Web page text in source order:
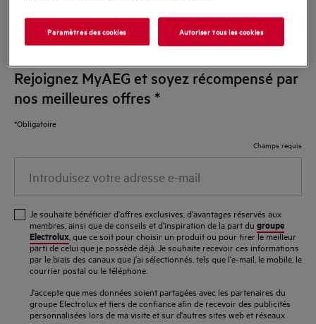
BÉNÉFICIEZ DE TOUS LES
AVANTAGES AEG
Rejoignez MyAEG et soyez récompensé par
nos meilleures offres *
*Obligatoire
Champs requis
votre
e-
mail
Je souhaite bénéficier d'offres exclusives, d'avantages réservés aux
membres, ainsi que de conseils et d'inspiration de la part du groupe
Electrolux , que ce soit pour choisir un produit ou pour tirer le meilleur
parti de celui que je possède déjà. Je souhaite recevoir ces informations
par le biais des canaux que j'ai sélectionnés, tels que l'e-mail, le mobile, le
courrier postal ou le téléphone.
J'accepte que mes données soient partagées avec les partenaires du
groupe Electrolux et tiers de confiance afin de recevoir des publicités
personnalisées lors de ma visite et sur d'autres sites web et réseaux
Paramètres des cookies Autoriser tous les cookies